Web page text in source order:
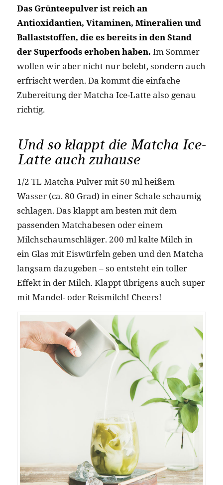
Das Grünteepulver ist reich an
Antioxidantien, Vitaminen, Mineralien und
Ballaststoffen, die es bereits in den Stand
der Superfoods erhoben haben. Im Sommer
wollen wir aber nicht nur belebt, sondern auch
erfrischt werden. Da kommt die einfache
Zubereitung der Matcha Ice-Latte also genau
richtig.
Und so klappt die Matcha Ice-
Latte auch zuhause
1/2 TL Matcha Pulver mit 50 ml heißem
Wasser (ca. 80 Grad) in einer Schale schaumig
schlagen. Das klappt am besten mit dem
passenden Matchabesen oder einem
Milchschaumschläger. 200 ml kalte Milch in
ein Glas mit Eiswürfeln geben und den Matcha
langsam dazugeben – so entsteht ein toller
Effekt in der Milch. Klappt übrigens auch super
mit Mandel- oder Reismilch! Cheers!